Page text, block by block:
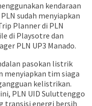
kendaraan
sudah menyiapkan
Planner di PLN
di Playsotre dan
PLN UP3 Manado.
pasokan listrik
menyiapkan tim siaga
kelistrikan.
PLN UID Suluttenggo
transisi energi bersih